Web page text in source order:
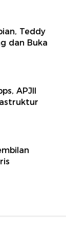
Teddy
dan Buka
APJII